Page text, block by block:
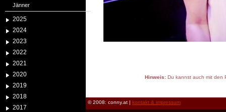
Jänner
2025
2024
2023
2022
2021
2020
2019
2018
2017
Hinweis:Du kannst auch mit den
© 2008: conny.at | kontakt & impressum